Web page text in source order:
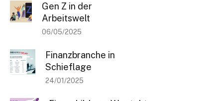
Gen Z in der
Arbeitswelt
06/05/2025
Finanzbranche in
Schieflage
24/01/2025